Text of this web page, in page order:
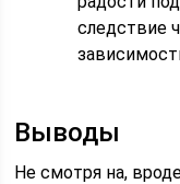
следствие
Выводы
Не смотря на,